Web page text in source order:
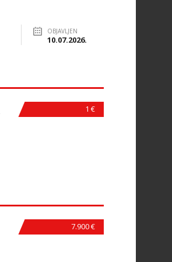
OBJAVLJEN
10.07.2026.
1 €
7.900 €